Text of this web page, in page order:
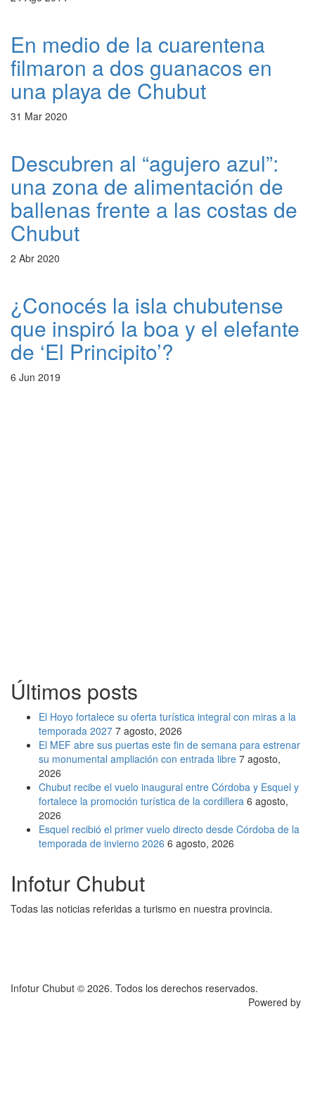
En medio de la cuarentena
filmaron a dos guanacos en
una playa de Chubut
31 Mar 2020
Descubren al “agujero azul”:
una zona de alimentación de
ballenas frente a las costas de
Chubut
2 Abr 2020
¿Conocés la isla chubutense
que inspiró la boa y el elefante
de ‘El Principito’?
6 Jun 2019
Últimos posts
El Hoyo fortalece su oferta turística integral con miras a la
temporada 2027 7 agosto, 2026
El MEF abre sus puertas este fin de semana para estrenar
su monumental ampliación con entrada libre 7 agosto,
2026
Chubut recibe el vuelo inaugural entre Córdoba y Esquel y
fortalece la promoción turística de la cordillera 6 agosto,
2026
Esquel recibió el primer vuelo directo desde Córdoba de la
temporada de invierno 2026 6 agosto, 2026
Infotur Chubut
Todas las noticias referidas a turismo en nuestra provincia.
Infotur Chubut © 2026. Todos los derechos reservados.
Powered by